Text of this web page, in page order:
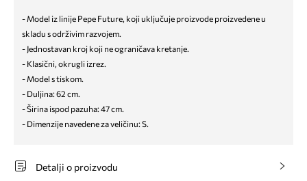
- Model iz linije Pepe Future, koji uključuje proizvode proizvedene u
skladu s održivim razvojem.
- Jednostavan kroj koji ne ograničava kretanje.
- Klasični, okrugli izrez.
- Model s tiskom.
- Duljina: 62 cm.
- Širina ispod pazuha: 47 cm.
- Dimenzije navedene za veličinu: S.
Detalji o proizvodu